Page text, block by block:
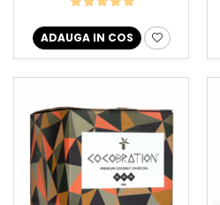
ADAUGA IN COS